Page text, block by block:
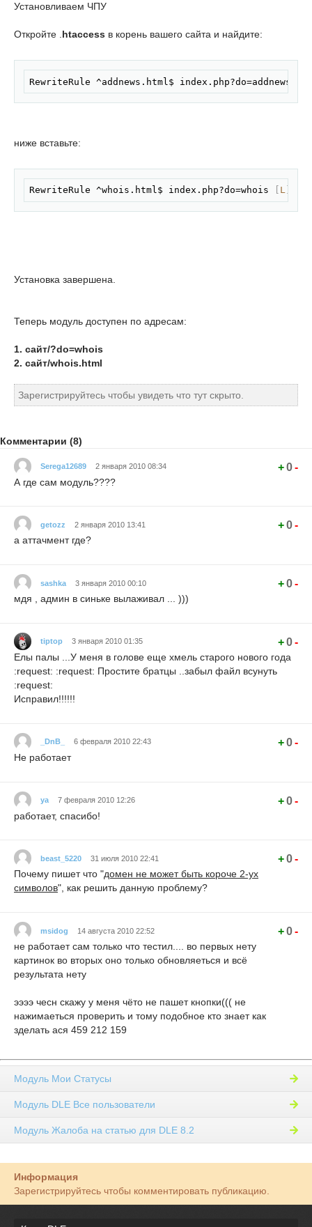
Установливаем ЧПУ
Откройте .htaccess в корень вашего сайта и найдите:
RewriteRule ^addnews.html$ index.php?do=addnews
Скопировать
ниже вставьте:
RewriteRule ^whois.html$ index.php?do=whois L]
Установка завершена.
Теперь модуль доступен по адресам:
1. сайт/?do=whois
2. сайт/whois.html
Зарегистрируйтесь чтобы увидеть что тут скрыто.
Комментарии (8)
Serega12689 2 января 2010 08:34 +0-
А где сам модуль????
getozz 2 января 2010 13:41 +0-
а аттачмент где?
sashka 3 января 2010 00:10 +0-
мдя , админ в синьке вылаживал ... )))
tiptop 3 января 2010 01:35 +0-
Елы палы ...У меня в голове еще хмель старого нового года
:request: :request: Простите братцы ..забыл файл всунуть
:request:
Исправил!!!!!!
_DnB_ 6 февраля 2010 22:43 +0-
Не работает
ya 7 февраля 2010 12:26 +0-
работает, спасибо!
beast_5220 31 июля 2010 22:41 +0-
Почему пишет что "домен не может быть короче 2-ух
символов", как решить данную проблему?
msidog 14 августа 2010 22:52 +0-
не работает сам только что тестил.... во первых нету
картинок во вторых оно только обновляеться и всё
результата нету
ээээ чесн скажу у меня чёто не пашет кнопки((( не
нажимаеться проверить и тому подобное кто знает как
зделать ася 459 212 159
Модуль Мои Статусы
Модуль DLE Все пользователи
Модуль Жалоба на статью для DLE 8.2
Информация
Зарегистрируйтесь чтобы комментировать публикацию.